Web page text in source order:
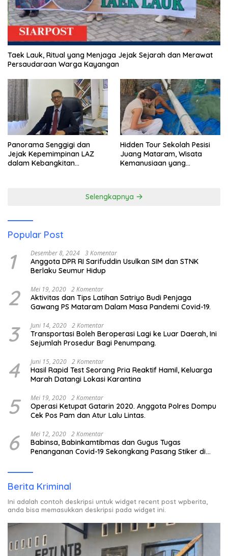
Taek Lauk, Ritual yang Menjaga Jejak Sejarah dan Merawat
Persaudaraan Warga Kayangan
Panorama Senggigi dan
Jejak Kepemimpinan LAZ
dalam Kebangkitan
Hidden Tour Sekolah Pesisi
Juang Mataram, Wisata
Kemanusiaan yang
Selengkapnya
Popular Post
1 Desember 8, 2024 3 Komentar
Anggota DPR RI Sarifuddin Usulkan SIM dan STNK
Berlaku Seumur Hidup
2 Mei 19, 2020 2 Komentar
Aktivitas dan Tips Latihan Satriyo Budi Penjaga
Gawang PS Mataram Dalam Masa Pandemi Covid-19.
3 Juni 14, 2020 2 Komentar
Transportasi Boleh Beroperasi Lagi ke Luar Daerah, Ini
Sejumlah Prosedur Bagi Penumpang.
4 Juni 15, 2020 2 Komentar
Hasil Rapid Test Seorang Pria Reaktif Hamil, Keluarga
Marah Datangi Lokasi Karantina
5 Mei 19, 2020 2 Komentar
Operasi Ketupat Gatarin 2020. Anggota Polres Dompu
Cek Pos Pam dan Atur Lalu Lintas.
6 Mei 12, 2020 2 Komentar
Babinsa, Babinkamtibmas dan Gugus Tugas
Penanganan Covid-19 Sekongkang Pasang Stiker di
Berita Kriminal
Ini adalah contoh deskripsi untuk widget recent post wpberita,
anda bisa memasukkan deskripsi pada widget ini.